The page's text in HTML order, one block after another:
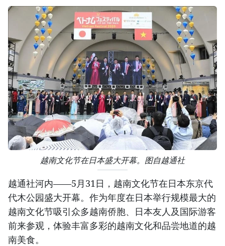
越南文化节在日本盛大开幕。图自越通社
越通社河内——5月31日，越南文化节在日本东京代
代木公园盛大开幕。作为年度在日本举行规模最大的
越南文化节吸引众多越南侨胞、日本友人及国际游客
前来参观，体验丰富多彩的越南文化和品尝地道的越
南美食。